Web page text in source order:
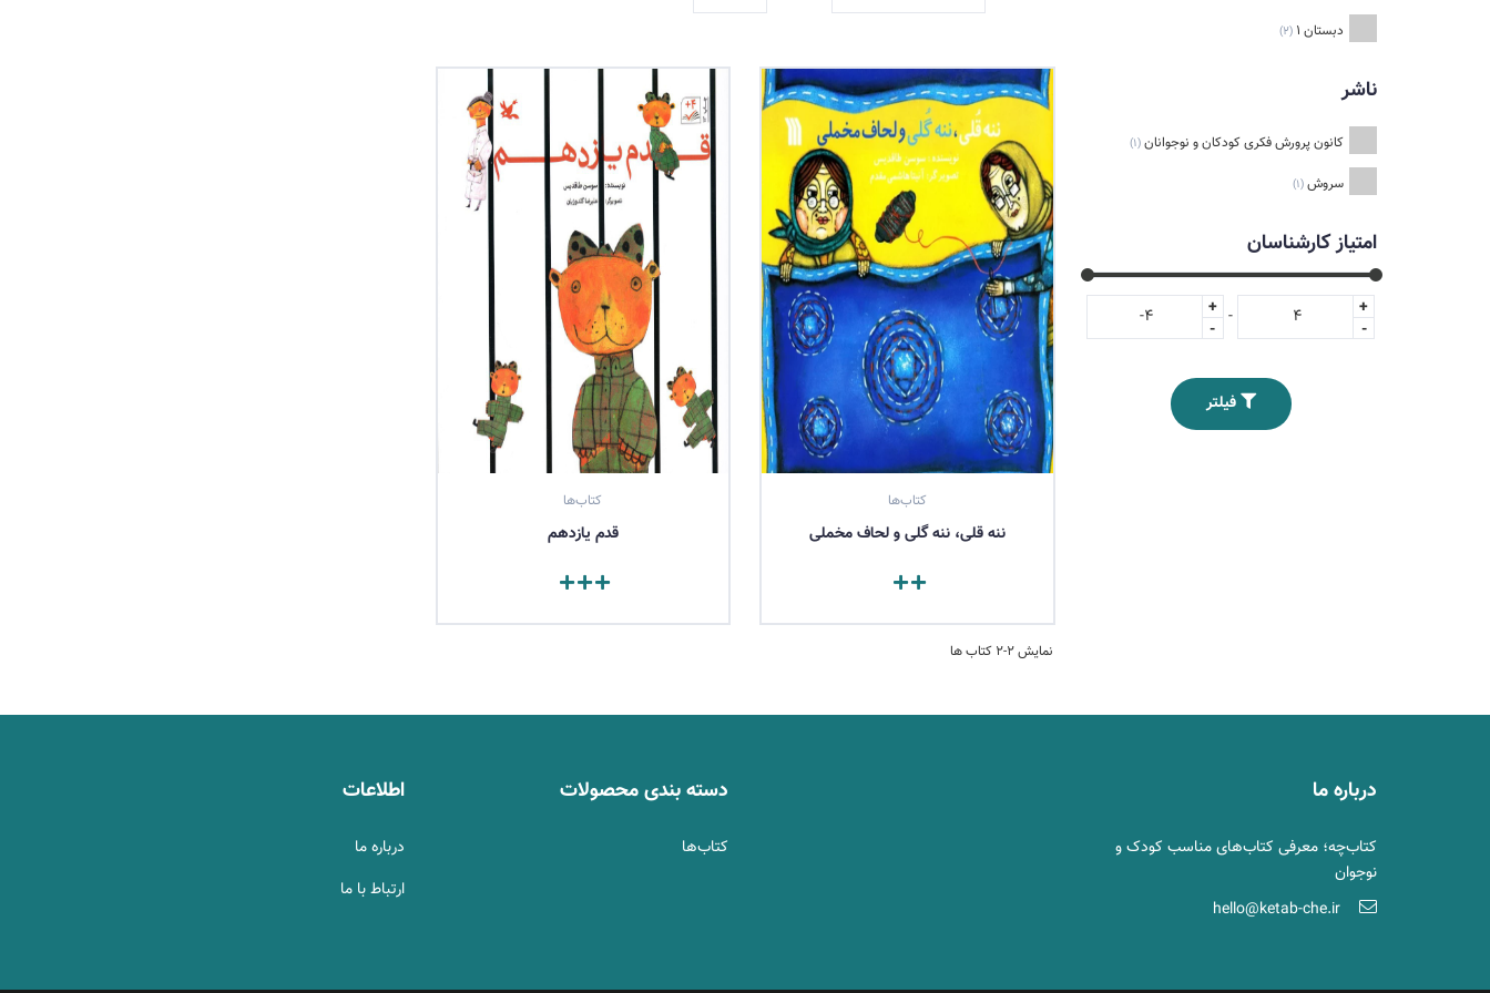
دبستان 1 (2)
ناشر
کانون پرورش فکری کودکان و نوجوانان (1)
سروش (1)
امتیاز کارشناسان
+
-
-
+
-
فیلتر
کتاب‌ها
ننه قلی، ننه گلی و لحاف مخملی
مشاهده کتاب
کتاب‌ها
قدم یازدهم
مشاهده کتاب
نمایش 2-2 کتاب ها
درباره ما
کتاب‌چه؛ معرفی کتاب‌های مناسب کودک و
نوجوان
hello@ketab-che.ir
دسته بندی محصولات
کتاب‌ها
اطلاعات
درباره ما
ارتباط با ما